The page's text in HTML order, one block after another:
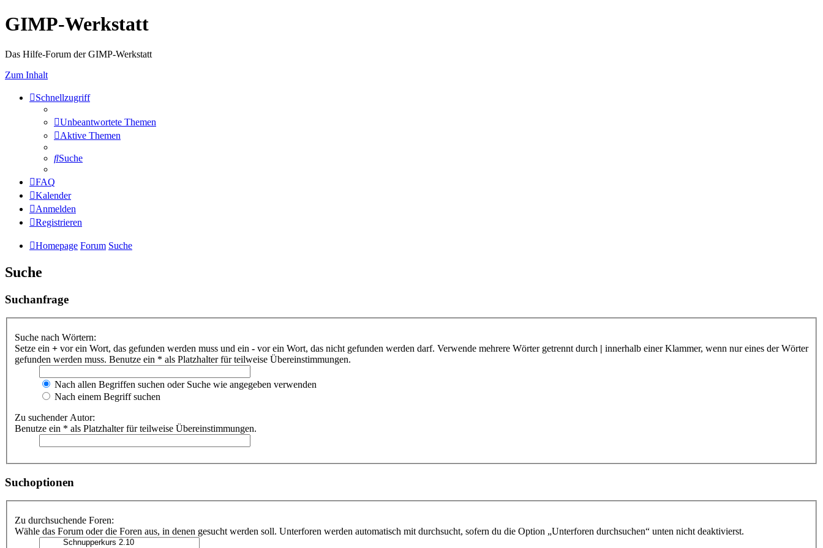
GIMP-Werkstatt
Das Hilfe-Forum der GIMP-Werkstatt
Zum Inhalt
Schnellzugriff
Unbeantwortete Themen
Aktive Themen
Suche
FAQ
Kalender
Anmelden
Registrieren
Homepage Forum Suche
Suche
Suchanfrage
Suche nach Wörtern:
Setze ein + vor ein Wort, das gefunden werden muss und ein - vor ein Wort, das nicht gefunden werden darf. Verwende mehrere Wörter getrennt durch | innerhalb einer Klammer, wenn nur eines der Wörter
gefunden werden muss. Benutze ein * als Platzhalter für teilweise Übereinstimmungen.
Nach allen Begriffen suchen oder Suche wie angegeben verwenden
Nach einem Begriff suchen
Zu suchender Autor:
Benutze ein * als Platzhalter für teilweise Übereinstimmungen.
Suchoptionen
Zu durchsuchende Foren:
Wähle das Forum oder die Foren aus, in denen gesucht werden soll. Unterforen werden automatisch mit durchsucht, sofern du die Option „Unterforen durchsuchen“ unten nicht deaktivierst.